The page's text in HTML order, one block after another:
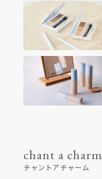
chant a charm
チャントアチャーム